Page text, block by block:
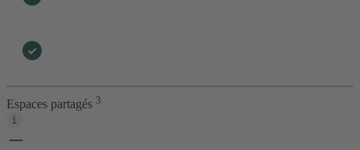
Espaces partagés 3